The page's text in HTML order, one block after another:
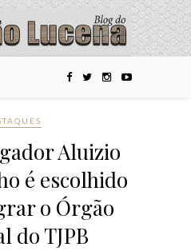
Aluizio
é escolhido
o Órgão
do TJPB